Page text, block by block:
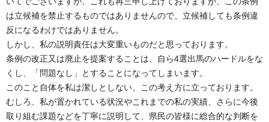
は立候補を禁止するものではありませんので、立候補しても条例違
反になるわけではありません。
しかし、私の説明責任は大変重いものだと思っております。
条例の改正又は廃止を提案することは、自ら4選出馬のハードルをな
くし、「問題なし」とすることになってしまいます。
このこと自体を私は潔しとしない、この考え方に立っております。
むしろ、私が置かれている状況やこれまでの私の実績、さらに今後
取り組む課題などを丁寧に説明して、県民の皆様に総合的な判断を